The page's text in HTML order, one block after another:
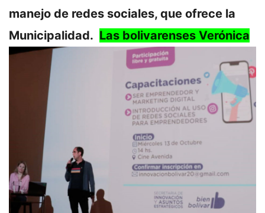
manejo de redes sociales, que ofrece la
Municipalidad. Las bolivarenses Verónica